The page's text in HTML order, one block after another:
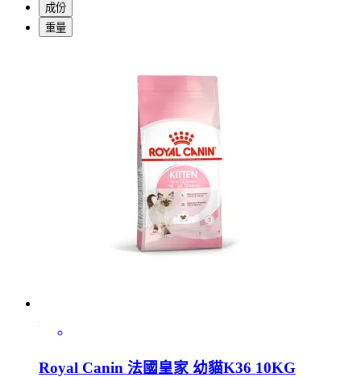
成份
重量
Royal Canin 法國皇家 幼貓K36 10KG